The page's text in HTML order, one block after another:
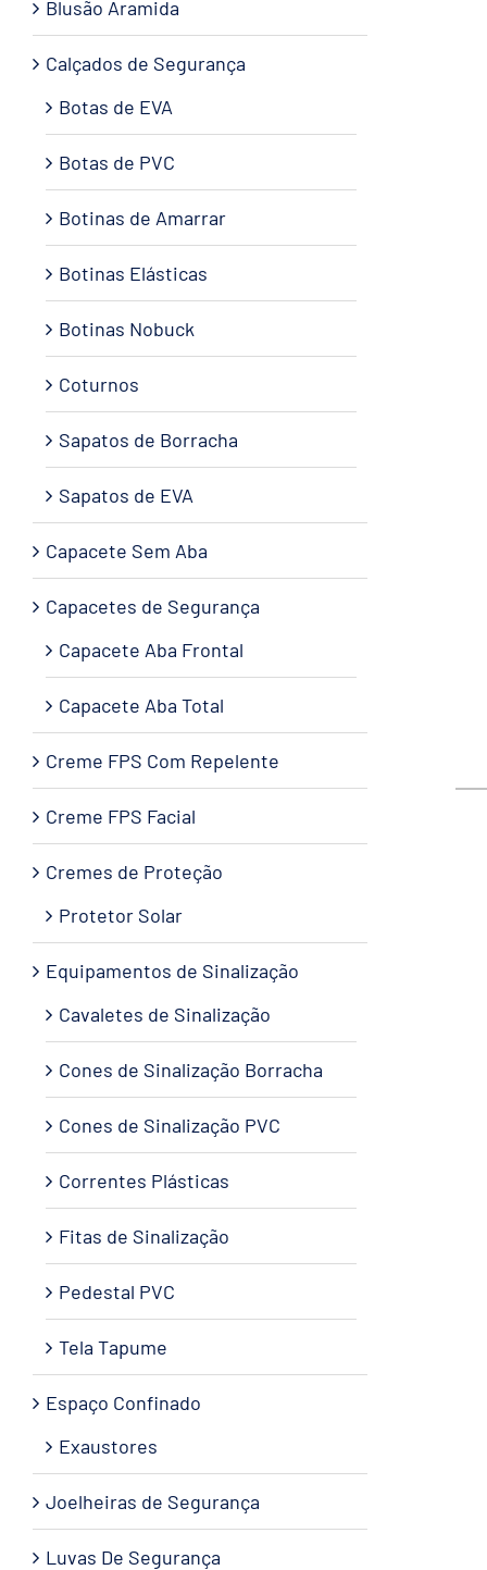
Blusão Aramida
Calçados de Segurança
Botas de EVA
Botas de PVC
Botinas de Amarrar
Botinas Elásticas
Botinas Nobuck
Coturnos
Sapatos de Borracha
Sapatos de EVA
Capacete Sem Aba
Capacetes de Segurança
Capacete Aba Frontal
Capacete Aba Total
Creme FPS Com Repelente
Creme FPS Facial
Cremes de Proteção
Protetor Solar
Equipamentos de Sinalização
Cavaletes de Sinalização
Cones de Sinalização Borracha
Cones de Sinalização PVC
Correntes Plásticas
Fitas de Sinalização
Pedestal PVC
Tela Tapume
Espaço Confinado
Exaustores
Joelheiras de Segurança
Luvas De Segurança